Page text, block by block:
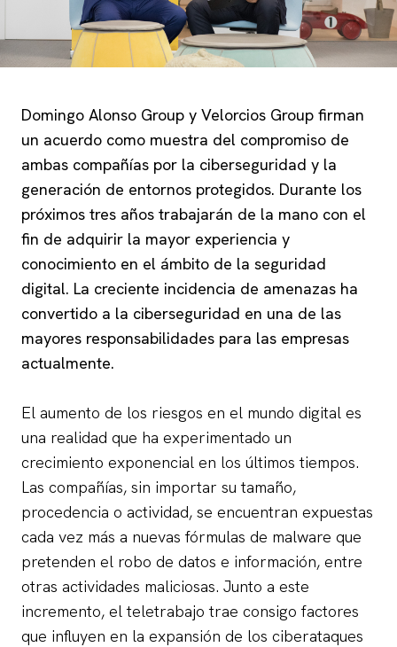
Domingo Alonso Group y Velorcios Group firman
un acuerdo como muestra del compromiso de
ambas compañías por la ciberseguridad y la
generación de entornos protegidos. Durante los
próximos tres años trabajarán de la mano con el
fin de adquirir la mayor experiencia y
conocimiento en el ámbito de la seguridad
digital. La creciente incidencia de amenazas ha
convertido a la ciberseguridad en una de las
mayores responsabilidades para las empresas
actualmente.
El aumento de los riesgos en el mundo digital es
una realidad que ha experimentado un
crecimiento exponencial en los últimos tiempos.
Las compañías, sin importar su tamaño,
procedencia o actividad, se encuentran expuestas
cada vez más a nuevas fórmulas de malware que
pretenden el robo de datos e información, entre
otras actividades maliciosas. Junto a este
incremento, el teletrabajo trae consigo factores
que influyen en la expansión de los ciberataques